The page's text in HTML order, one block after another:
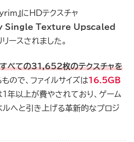
』にHDテクスチャ
Single Texture Upscaled
リースされました。
べての31,652枚のテクスチャを
もので、ファイルサイズは16.5GB
年以上が費やされており、ゲーム
ルへと引き上げる革新的なプロジ